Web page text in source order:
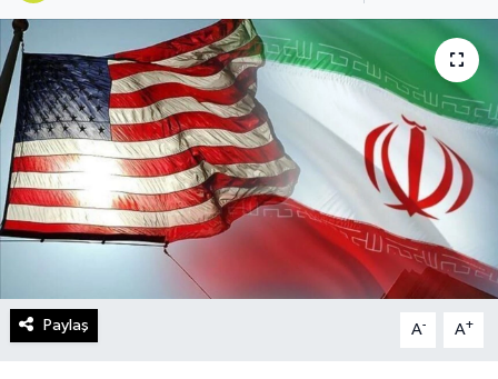
Paylaş A- A+
Kültür - Sanat
Lider Haber TV Canlı Yayın izle